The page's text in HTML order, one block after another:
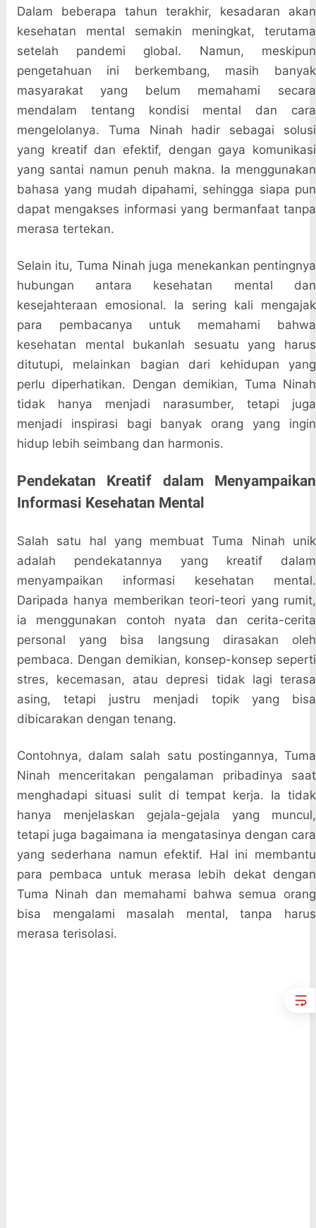
Dalam beberapa tahun terakhir, kesadaran akan
kesehatan mental semakin meningkat, terutama
setelah pandemi global. Namun, meskipun
pengetahuan ini berkembang, masih banyak
masyarakat yang belum memahami secara
mendalam tentang kondisi mental dan cara
mengelolanya. Tuma Ninah hadir sebagai solusi
yang kreatif dan efektif, dengan gaya komunikasi
yang santai namun penuh makna. Ia menggunakan
bahasa yang mudah dipahami, sehingga siapa pun
dapat mengakses informasi yang bermanfaat tanpa
merasa tertekan.
Selain itu, Tuma Ninah juga menekankan pentingnya
hubungan antara kesehatan mental dan
kesejahteraan emosional. Ia sering kali mengajak
para pembacanya untuk memahami bahwa
kesehatan mental bukanlah sesuatu yang harus
ditutupi, melainkan bagian dari kehidupan yang
perlu diperhatikan. Dengan demikian, Tuma Ninah
tidak hanya menjadi narasumber, tetapi juga
menjadi inspirasi bagi banyak orang yang ingin
hidup lebih seimbang dan harmonis.
Pendekatan Kreatif dalam Menyampaikan
Informasi Kesehatan Mental
Salah satu hal yang membuat Tuma Ninah unik
adalah pendekatannya yang kreatif dalam
menyampaikan informasi kesehatan mental.
Daripada hanya memberikan teori-teori yang rumit,
ia menggunakan contoh nyata dan cerita-cerita
personal yang bisa langsung dirasakan oleh
pembaca. Dengan demikian, konsep-konsep seperti
stres, kecemasan, atau depresi tidak lagi terasa
asing, tetapi justru menjadi topik yang bisa
dibicarakan dengan tenang.
Contohnya, dalam salah satu postingannya, Tuma
Ninah menceritakan pengalaman pribadinya saat
menghadapi situasi sulit di tempat kerja. Ia tidak
hanya menjelaskan gejala-gejala yang muncul,
tetapi juga bagaimana ia mengatasinya dengan cara
yang sederhana namun efektif. Hal ini membantu
para pembaca untuk merasa lebih dekat dengan
Tuma Ninah dan memahami bahwa semua orang
bisa mengalami masalah mental, tanpa harus
merasa terisolasi.